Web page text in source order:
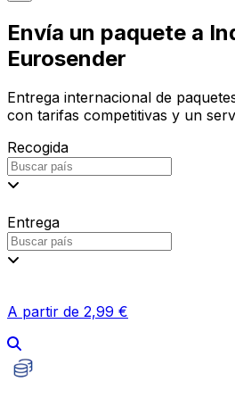
Envía un paquete a
Eurosender
Entrega internacional de
con tarifas competitivas y un
Recogida
Entrega
A partir de 2,99 €